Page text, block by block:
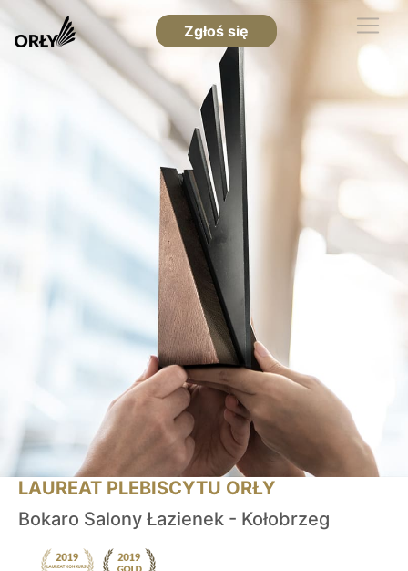
Zgłoś się
LAUREAT PLEBISCYTU ORŁY
Bokaro Salony Łazienek - Kołobrzeg